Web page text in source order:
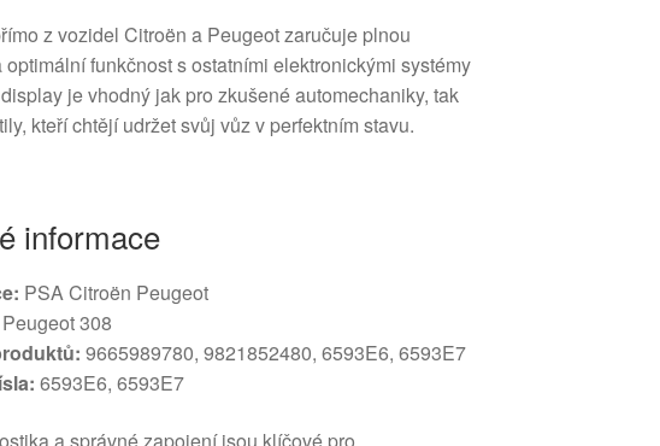
z vozidel Citroën a Peugeot zaručuje plnou
funkčnost s ostatními elektronickými systémy
je vhodný jak pro zkušené automechaniky, tak
kteří chtějí udržet svůj vůz v perfektním stavu.
informace
PSA Citroën Peugeot
Peugeot 308
9665989780, 9821852480, 6593E6, 6593E7
6593E6, 6593E7